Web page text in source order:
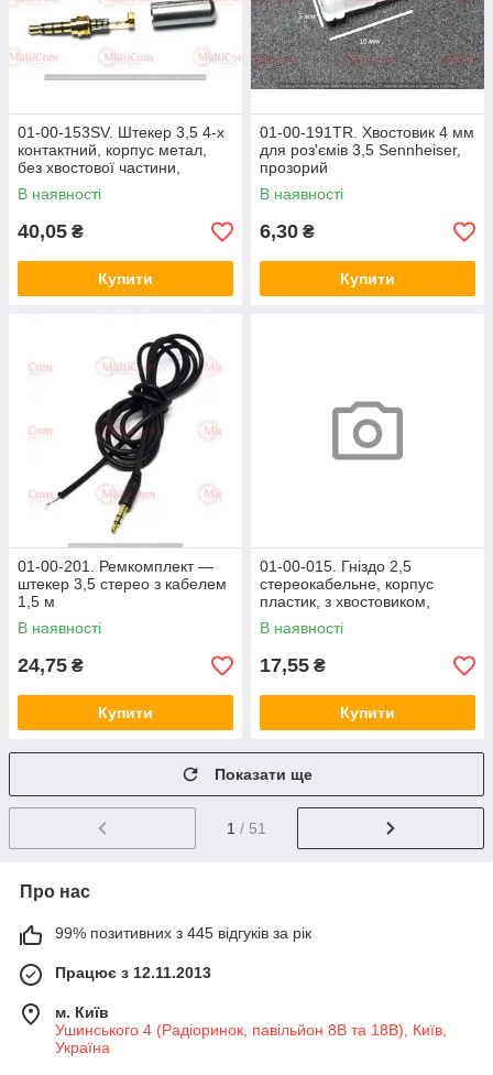
01-00-153SV. Штекер 3,5 4-х
контактний, корпус метал,
без хвостової частини,
Sennheiser, сріблястий
В наявності
40,05 ₴
Купити
01-00-191TR. Хвостовик 4 мм
для роз'ємів 3,5 Sennheiser,
прозорий
В наявності
6,30 ₴
Купити
01-00-201. Ремкомплект —
штекер 3,5 стерео з кабелем
1,5 м
В наявності
24,75 ₴
Купити
01-00-015. Гніздо 2,5
стереокабельне, корпус
пластик, з хвостовиком,
чорне
В наявності
17,55 ₴
Купити
Показати ще
1 / 51
Про нас
99% позитивних з 445 відгуків за рік
Працює з 12.11.2013
м. Київ
Ушинського 4 (Радіоринок, павільйон 8В та 18В), Київ,
Україна